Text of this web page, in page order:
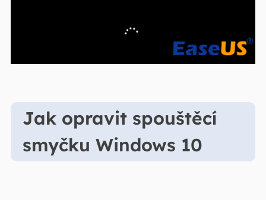
Jak opravit spouštěcí
smyčku Windows 10